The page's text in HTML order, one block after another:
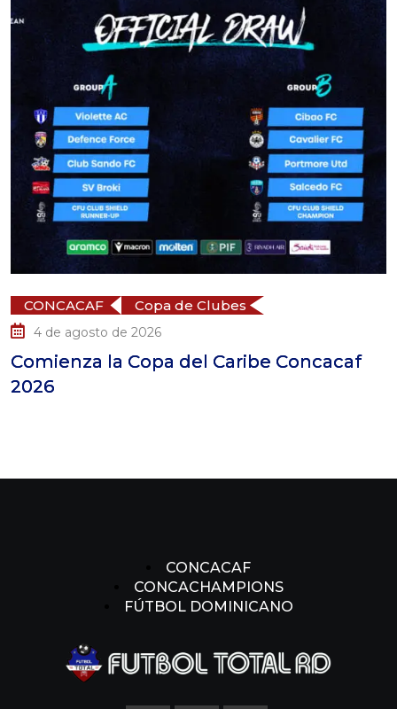
CONCACAF Copa de Clubes
4 de agosto de 2026
Comienza la Copa del Caribe Concacaf
2026
CONCACAF
CONCACHAMPIONS
FÚTBOL DOMINICANO